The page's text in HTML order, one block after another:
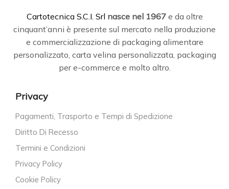
Cartotecnica S.C.I. Srl nasce nel 1967e da oltre
cinquant’anni è presente sul mercato nella produzione
e commercializzazione di packaging alimentare
personalizzato, carta velina personalizzata, packaging
per e-commerce e molto altro.
Privacy
Pagamenti, Trasporto e Tempi di Spedizione
Diritto Di Recesso
Termini e Condizioni
Privacy Policy
Cookie Policy